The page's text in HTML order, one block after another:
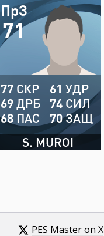
71
ПрЗ
S. MUROI
77 СКР
69ДРБ
68 ПАС
61 УДР
74 СИЛ
70ЗАЩ
PES Master on X